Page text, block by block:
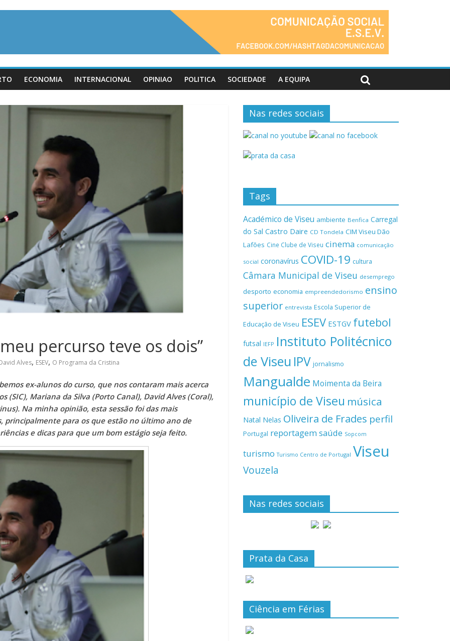
ECONOMIA INTERNACIONAL OPINIAO POLITICA SOCIEDADE A EQUIPA
percurso teve os dois”
Alves, ESEV, O Programa da Cristina
ex-alunos do curso, que nos contaram mais acerca
(SIC), Mariana da Silva (Porto Canal), David Alves (Coral),
Na minha opinião, esta sessão foi das mais
principalmente para os que estão no último ano de
e dicas para que um bom estágio seja feito.
Nas redes sociais
Tags
Académico de Viseu ambiente Benfica Carregal
do Sal Castro Daire CD Tondela CIM Viseu Dão
Lafões Cine Clube de Viseu cinema comunicação
social coronavírus COVID-19 cultura
Câmara Municipal de Viseu desemprego
desporto economia empreendedorismo ensino
superior entrevista Escola Superior de
Educação de Viseu ESEV ESTGV futebol
futsal IEFP Instituto Politécnico
de Viseu IPV jornalismo
Mangualde Moimenta da Beira
município de Viseu música
Natal Nelas Oliveira de Frades perfil
Portugal reportagemsaúde Sopcom
turismo Turismo Centro de Portugal Viseu
Vouzela
Nas redes sociais
Prata da Casa
Ciência em Férias